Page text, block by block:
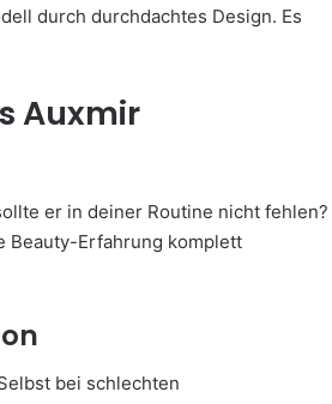
durch durchdachtes Design. Es
Auxmir
er in deiner Routine nicht fehlen?
Beauty-Erfahrung komplett
bei schlechten